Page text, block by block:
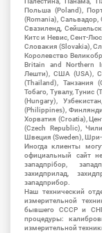
Польша (Poland),
(Romania),
Свазиленд,
Китс и Невис, Сент-
Словакия (Slovakia),
Королевство
Britain and Northern
Лешти), США (USA),
(Thailand), Танзания
Тобаго, Тувалу, Тунис
(Hungary),
(Philippines),
Хорватия (Croatia),
(Czech Republic),
Швеция (Sweden),
Иногда клиенты
официальный сайт
западпрібор,
захидприлад,
западприбор.
Наш технический
измерительной
бывшего СССР и
процедуры:
измерительной